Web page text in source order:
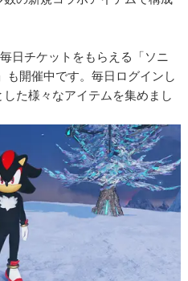
日チケットをもらえる「ソニ
開催中です。毎日ログインし
た様々なアイテムを集めまし